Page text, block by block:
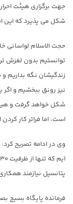
جهت برگزاری هیئت
شکل می پذیرد که این
توانستیم بدون لغزش
زندگیشان نگه بداریم و
شکل خواهد گرفت و
است، اما فراتر کار
پتانسیل نیازمند